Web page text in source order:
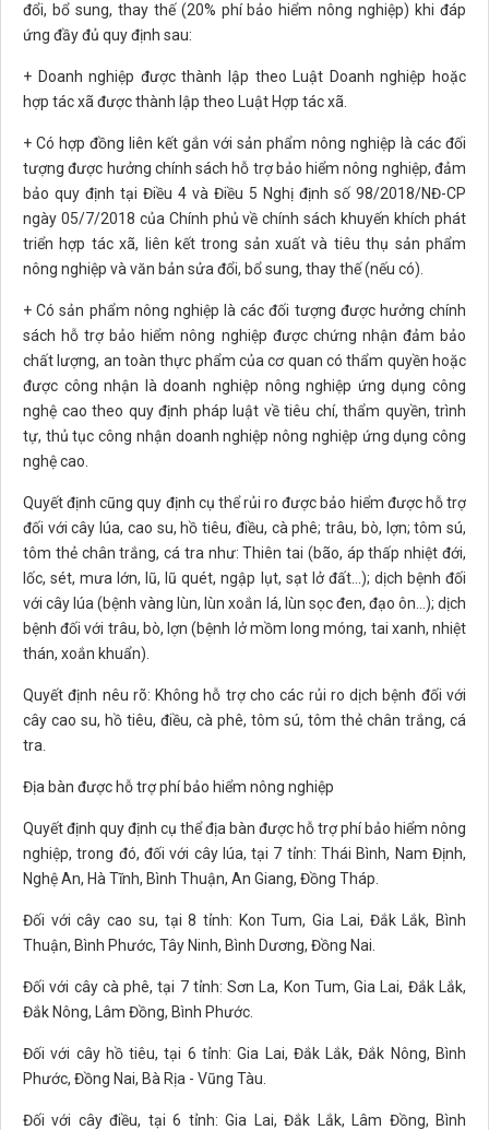
đổi, bổ sung, thay thế (20% phí bảo hiểm nông nghiệp) khi đáp
ứng đầy đủ quy định sau:
+ Doanh nghiệp được thành lập theo Luật Doanh nghiệp hoặc
hợp tác xã được thành lập theo Luật Hợp tác xã.
+ Có hợp đồng liên kết gắn với sản phẩm nông nghiệp là các đối
tượng được hưởng chính sách hỗ trợ bảo hiểm nông nghiệp, đảm
bảo quy định tại Điều 4 và Điều 5 Nghị định số 98/2018/NĐ-CP
ngày 05/7/2018 của Chính phủ về chính sách khuyến khích phát
triển hợp tác xã, liên kết trong sản xuất và tiêu thụ sản phẩm
nông nghiệp và văn bản sửa đổi, bổ sung, thay thế (nếu có).
+ Có sản phẩm nông nghiệp là các đối tượng được hưởng chính
sách hỗ trợ bảo hiểm nông nghiệp được chứng nhận đảm bảo
chất lượng, an toàn thực phẩm của cơ quan có thẩm quyền hoặc
được công nhận là doanh nghiệp nông nghiệp ứng dụng công
nghệ cao theo quy định pháp luật về tiêu chí, thẩm quyền, trình
tự, thủ tục công nhận doanh nghiệp nông nghiệp ứng dụng công
nghệ cao.
Quyết định cũng quy định cụ thể rủi ro được bảo hiểm được hỗ trợ
đối với cây lúa, cao su, hồ tiêu, điều, cà phê; trâu, bò, lợn; tôm sú,
tôm thẻ chân trắng, cá tra như: Thiên tai (bão, áp thấp nhiệt đới,
lốc, sét, mưa lớn, lũ, lũ quét, ngập lụt, sạt lở đất...); dịch bệnh đối
với cây lúa (bệnh vàng lùn, lùn xoắn lá, lùn sọc đen, đạo ôn...); dịch
bệnh đối với trâu, bò, lợn (bệnh lở mồm long móng, tai xanh, nhiệt
thán, xoắn khuẩn).
Quyết định nêu rõ: Không hỗ trợ cho các rủi ro dịch bệnh đối với
cây cao su, hồ tiêu, điều, cà phê, tôm sú, tôm thẻ chân trắng, cá
tra.
Địa bàn được hỗ trợ phí bảo hiểm nông nghiệp
Quyết định quy định cụ thể địa bàn được hỗ trợ phí bảo hiểm nông
nghiệp, trong đó, đối với cây lúa, tại 7 tỉnh: Thái Bình, Nam Định,
Nghệ An, Hà Tĩnh, Bình Thuận, An Giang, Đồng Tháp.
Đối với cây cao su, tại 8 tỉnh: Kon Tum, Gia Lai, Đắk Lắk, Bình
Thuận, Bình Phước, Tây Ninh, Bình Dương, Đồng Nai.
Đối với cây cà phê, tại 7 tỉnh: Sơn La, Kon Tum, Gia Lai, Đắk Lắk,
Đắk Nông, Lâm Đồng, Bình Phước.
Đối với cây hồ tiêu, tại 6 tỉnh: Gia Lai, Đắk Lắk, Đắk Nông, Bình
Phước, Đồng Nai, Bà Rịa - Vũng Tàu.
Đối với cây điều, tại 6 tỉnh: Gia Lai, Đắk Lắk, Lâm Đồng, Bình